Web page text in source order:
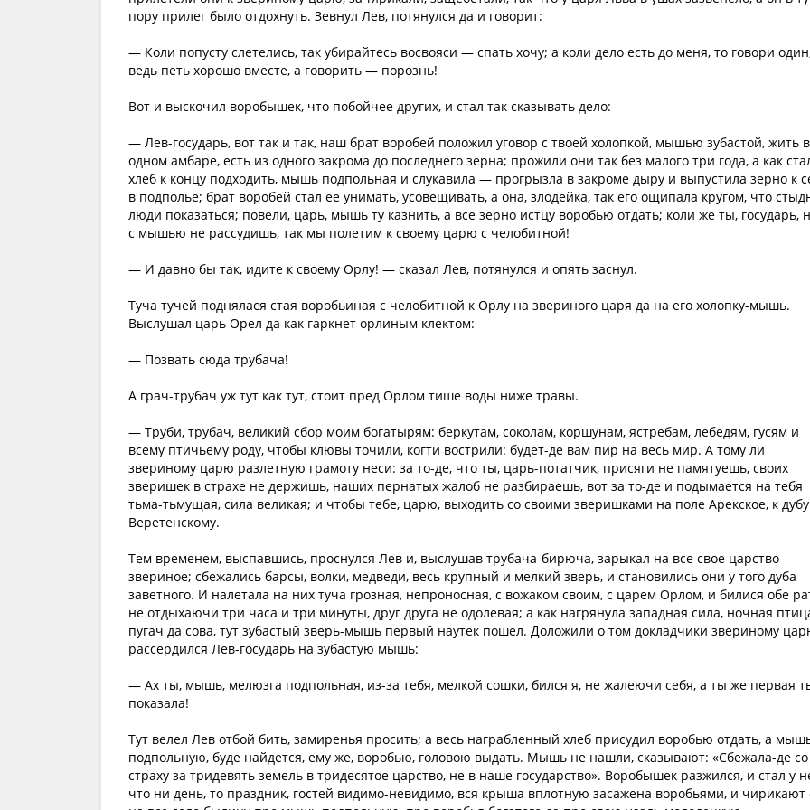
пору прилег было отдохнуть. Зевнул Лев, потянулся да и говорит:
— Коли попусту слетелись, так убирайтесь восвояси — спать хочу; а коли дело есть до меня, то говори
ведь петь хорошо вместе, а говорить — порознь!
Вот и выскочил воробышек, что побойчее других, и стал так сказывать дело:
— Лев-государь, вот так и так, наш брат воробей положил уговор с твоей холопкой, мышью зубастой, жить в
одном амбаре, есть из одного закрома до последнего зерна; прожили они так без малого три года, а как
хлеб к концу подходить, мышь подпольная и слукавила — прогрызла в закроме дыру и выпустила зерно к
в подполье; брат воробей стал ее унимать, усовещивать, а она, злодейка, так его ощипала кругом, что
люди показаться; повели, царь, мышь ту казнить, а все зерно истцу воробью отдать; коли же ты, государь,
с мышью не рассудишь, так мы полетим к своему царю с челобитной!
— И давно бы так, идите к своему Орлу! — сказал Лев, потянулся и опять заснул.
Туча тучей поднялася стая воробьиная с челобитной к Орлу на звериного царя да на его холопку-мышь.
Выслушал царь Орел да как гаркнет орлиным клектом:
— Позвать сюда трубача!
А грач-трубач уж тут как тут, стоит пред Орлом тише воды ниже травы.
— Труби, трубач, великий сбор моим богатырям: беркутам, соколам, коршунам, ястребам, лебедям, гусям и
всему птичьему роду, чтобы клювы точили, когти вострили: будет-де вам пир на весь мир. А тому ли
звериному царю разлетную грамоту неси: за то-де, что ты, царь-потатчик, присяги не памятуешь, своих
зверишек в страхе не держишь, наших пернатых жалоб не разбираешь, вот за то-де и подымается на тебя
тьма-тьмущая, сила великая; и чтобы тебе, царю, выходить со своими зверишками на поле Арекское, к дубу
Веретенскому.
Тем временем, выспавшись, проснулся Лев и, выслушав трубача-бирюча, зарыкал на все свое царство
звериное; сбежались барсы, волки, медведи, весь крупный и мелкий зверь, и становились они у того дуба
заветного. И налетала на них туча грозная, непроносная, с вожаком своим, с царем Орлом, и билися обе
не отдыхаючи три часа и три минуты, друг друга не одолевая; а как нагрянула западная сила, ночная
пугач да сова, тут зубастый зверь-мышь первый наутек пошел. Доложили о том докладчики звериному
рассердился Лев-государь на зубастую мышь:
— Ах ты, мышь, мелюзга подпольная, из-за тебя, мелкой сошки, бился я, не жалеючи себя, а ты же первая
показала!
Тут велел Лев отбой бить, замиренья просить; а весь награбленный хлеб присудил воробью отдать, а
подпольную, буде найдется, ему же, воробью, головою выдать. Мышь не нашли, сказывают: «Сбежала-де со
страху за тридевять земель в тридесятое царство, не в наше государство». Воробышек разжился, и стал у
что ни день, то праздник, гостей видимо-невидимо, вся крыша вплотную засажена воробьями, и чирикают